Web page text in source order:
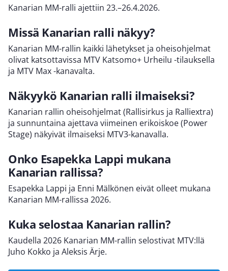
Kanarian MM-ralli ajettiin 23.–26.4.2026.
Missä Kanarian ralli näkyy?
Kanarian MM-rallin kaikki lähetykset ja oheisohjelmat
olivat katsottavissa MTV Katsomo+ Urheilu -tilauksella
ja MTV Max -kanavalta.
Näkyykö Kanarian ralli ilmaiseksi?
Kanarian rallin oheisohjelmat (Rallisirkus ja Ralliextra)
ja sunnuntaina ajettava viimeinen erikoiskoe (Power
Stage) näkyivät ilmaiseksi MTV3-kanavalla.
Onko Esapekka Lappi mukana
Kanarian rallissa?
Esapekka Lappi ja Enni Mälkönen eivät olleet mukana
Kanarian MM-rallissa 2026.
Kuka selostaa Kanarian rallin?
Kaudella 2026 Kanarian MM-rallin selostivat MTV:llä
Juho Kokko ja Aleksis Ärje.